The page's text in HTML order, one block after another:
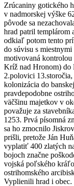
Zrúcaniny gotického
v nadmorskej výške
pôvode sa
hrad patril templárom
odkiaľ potom tento
do súvisu s
motivovaná kontrolou
Kríž nad Hronom) do
2.polovici
kolonizácia do
pravdepodobne
väčšinu majetkov v
považuje za
1253. Prvá písomná
sa ho zmocnilo
prišli, pretože Ján
vyplatiť 400 zlatých
bojoch značne
vojská poľského
ostrihomského
Vyplienili hrad i